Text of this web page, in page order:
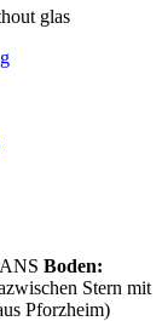
glas
Boden:
Stern mit
Pforzheim)